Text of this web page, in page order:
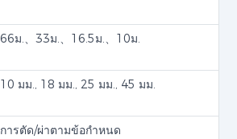
66ม.、33ม.、16.5ม.、10ม.
10 มม., 18 มม., 25 มม., 45 มม.
การตัด/ผ่าตามข้อกำหนด